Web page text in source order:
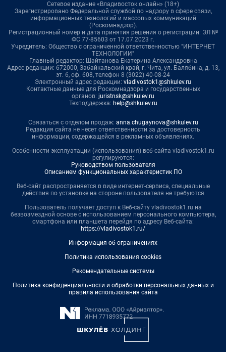
Сетевое издание «Владивосток онлайн» (18+)
Зарегистрировано Федеральной службой по надзору в сфере связи,
информационных технологий и массовых коммуникаций
(Роскомнадзор).
Регистрационный номер и дата принятия решения о регистрации: ЭЛ №
ФС 77-85603 от 17.07.2023 г.
Учредитель: Общество с ограниченной ответственностью "ИНТЕРНЕТ
ТЕХНОЛОГИИ"
Главный редактор: Шайтанова Екатерина Александровна
Адрес редакции: 672000, Забайкальский край, г. Чита, ул. Балябина, д. 13,
эт. 6, оф. 608, телефон 8 (3022) 40-08-24
Электронный адрес редакции: vladivostok1@shkulev.ru
Контактные данные для Роскомнадзора и государственных
органов: juristnsk@shkulev.ru
Техподдержка: help@shkulev.ru
Связаться с отделом продаж: anna.chugaynova@shkulev.ru
Редакция сайта не несет ответственности за достоверность
информации, содержащейся в рекламных объявлениях.
Особенности эксплуатации (использования) веб-сайта vladivostok1.ru
регулируются:
Руководством пользователя
Описанием функциональных характеристик ПО
Веб-сайт распространяется в виде интернет-сервиса, специальные
действия по установке на стороне пользователя не требуются
Пользователь получает доступ к Веб-сайту vladivostok1.ru на
безвозмездной основе с использованием персонального компьютера,
смартфона или планшета перейдя по адресу Веб-сайта:
https://vladivostok1.ru/
Информация об ограничениях
Политика использования cookies
Рекомендательные системы
Политика конфиденциальности и обработки персональных данных и
правила использования сайта